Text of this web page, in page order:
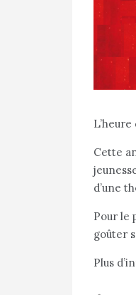
Cette
d’une
Pour le
goûter
Plus